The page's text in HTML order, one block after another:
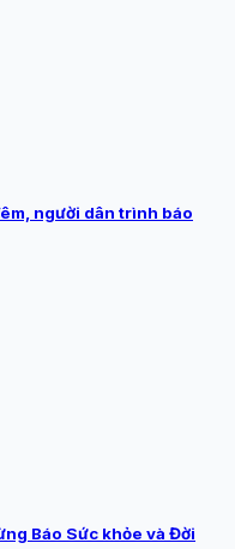
người dân trình báo
Báo Sức khỏe và Đời